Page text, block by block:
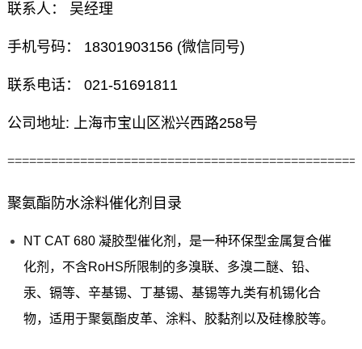
联系人： 吴经理
手机号码： 18301903156 (微信同号)
联系电话： 021-51691811
公司地址: 上海市宝山区淞兴西路258号
聚氨酯防水涂料催化剂目录
NT CAT 680 凝胶型催化剂，是一种环保型金属复合催
化剂，不含RoHS所限制的多溴联、多溴二醚、铅、
汞、镉等、辛基锡、丁基锡、基锡等九类有机锡化合
物，适用于聚氨酯皮革、涂料、胶黏剂以及硅橡胶等。